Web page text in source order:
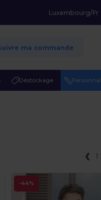
Luxembourg/Fr
ma commande
Déstockage
1
-44%